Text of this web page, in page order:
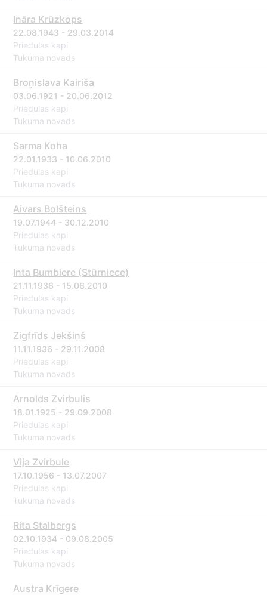
Ināra Krūzkops
22.08.1943 - 29.03.2014
Priedulas kapi
Tukuma novads
Broņislava Kairiša
03.06.1921 - 20.06.2012
Priedulas kapi
Tukuma novads
Sarma Koha
22.01.1933 - 10.06.2010
Priedulas kapi
Tukuma novads
Aivars Bolšteins
19.07.1944 - 30.12.2010
Priedulas kapi
Tukuma novads
Inta Bumbiere (Stūrniece)
21.11.1936 - 15.06.2010
Priedulas kapi
Tukuma novads
Zigfrīds Jekšiņš
11.11.1936 - 29.11.2008
Priedulas kapi
Tukuma novads
Arnolds Zvirbulis
18.01.1925 - 29.09.2008
Priedulas kapi
Tukuma novads
Vija Zvirbule
17.10.1956 - 13.07.2007
Priedulas kapi
Tukuma novads
Rita Stalbergs
02.10.1934 - 09.08.2005
Priedulas kapi
Tukuma novads
Austra Krīgere